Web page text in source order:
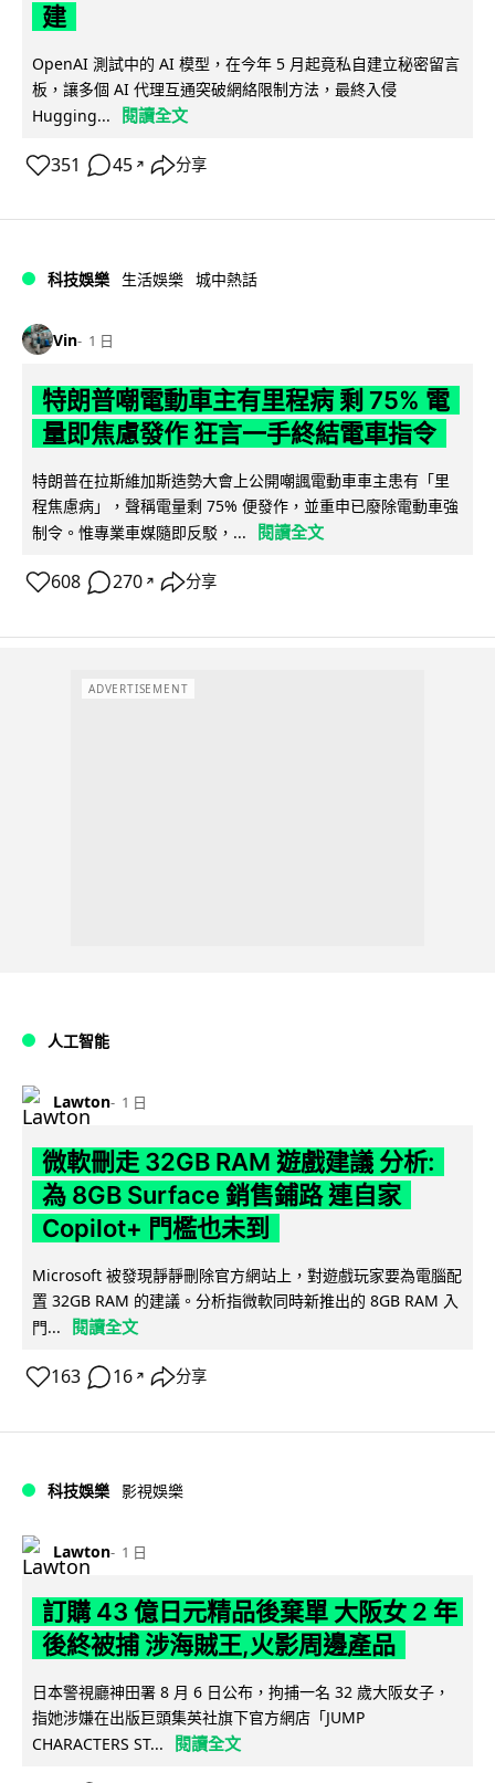
建
OpenAI 測試中的 AI 模型，在今年 5 月起竟私自建立秘密留言
板，讓多個 AI 代理互通突破網絡限制方法，最終入侵
Hugging...
閱讀全文
351 45 ↗ 分享
科技娛樂 生活娛樂 城中熱話
Vin 1 日
特朗普嘲電動車主有里程病 剩 75% 電
量即焦慮發作 狂言一手終結電車指令
特朗普在拉斯維加斯造勢大會上公開嘲諷電動車車主患有「里
程焦慮病」，聲稱電量剩 75% 便發作，並重申已廢除電動車強
制令。惟專業車媒隨即反駁，...
閱讀全文
608 270 ↗ 分享
ADVERTISEMENT
人工智能
Lawton 1 日
微軟刪走 32GB RAM 遊戲建議 分析:
為 8GB Surface 銷售鋪路 連自家
Copilot+ 門檻也未到
Microsoft 被發現靜靜刪除官方網站上，對遊戲玩家要為電腦配
置 32GB RAM 的建議。分析指微軟同時新推出的 8GB RAM 入
門...
閱讀全文
163 16 ↗ 分享
科技娛樂 影視娛樂
Lawton 1 日
訂購 43 億日元精品後棄單 大阪女 2 年
後終被捕 涉海賊王,火影周邊產品
日本警視廳神田署 8 月 6 日公布，拘捕一名 32 歲大阪女子，
指她涉嫌在出版巨頭集英社旗下官方網店「JUMP
CHARACTERS ST...
閱讀全文